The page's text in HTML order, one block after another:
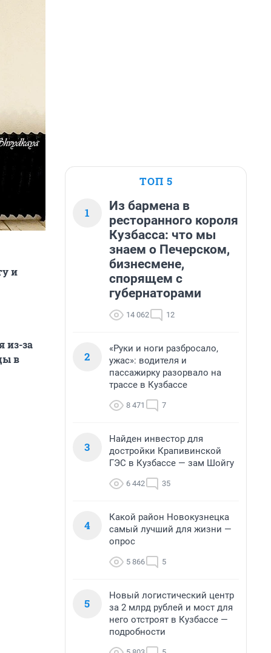
и
из-за
в
ТОП 5
1
Из бармена в
ресторанного короля
Кузбасса: что мы
знаем о Печерском,
бизнесмене,
спорящем с
губернаторами
14 062 12
2
«Руки и ноги разбросало,
ужас»: водителя и
пассажирку разорвало на
трассе в Кузбассе
8 471 7
3
Найден инвестор для
достройки Крапивинской
ГЭС в Кузбассе — зам Шойгу
6 442 35
4
Какой район Новокузнецка
самый лучший для жизни —
опрос
5 866 5
5
Новый логистический центр
за 2 млрд рублей и мост для
него отстроят в Кузбассе —
подробности